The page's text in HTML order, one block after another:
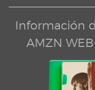
Información
AMZN